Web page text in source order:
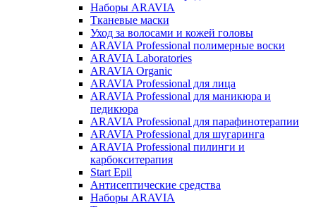
Наборы ARAVIA
Тканевые маски
Уход за волосами и кожей головы
ARAVIA Professional полимерные воски
ARAVIA Laboratories
ARAVIA Organic
ARAVIA Professional для лица
ARAVIA Professional для маникюра и
педикюра
ARAVIA Professional для парафинотерапии
ARAVIA Professional для шугаринга
ARAVIA Professional пилинги и
карбокситерапия
Start Epil
Антисептические средства
Наборы ARAVIA